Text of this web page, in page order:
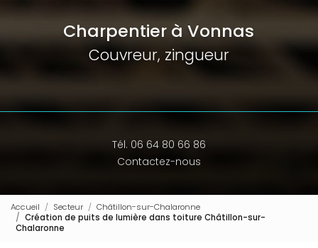
Charpentier à Vonnas
Couvreur, zingueur
Tél. 06 64 80 66 86
Contactez-nous
Accueil Secteur
Châtillon-sur-Chalaronne
Création de puits de lumière dans toiture Châtillon-sur-
Chalaronne